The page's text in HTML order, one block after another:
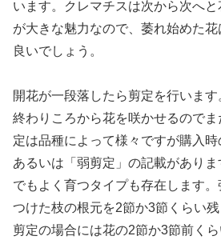
います。クレマチスは次から次へ
が大きな魅力なので、萎れ始めた
良いでしょう。
開花が一段落したら剪定を行いま
終わりころから花を咲かせるので
定は品種によって様々ですが購入時
あるいは「弱剪定」の記載があり
でもよく育つタイプも存在します
つけた枝の根元を2節か3節くらい
剪定の場合には花の2節か3節前くら